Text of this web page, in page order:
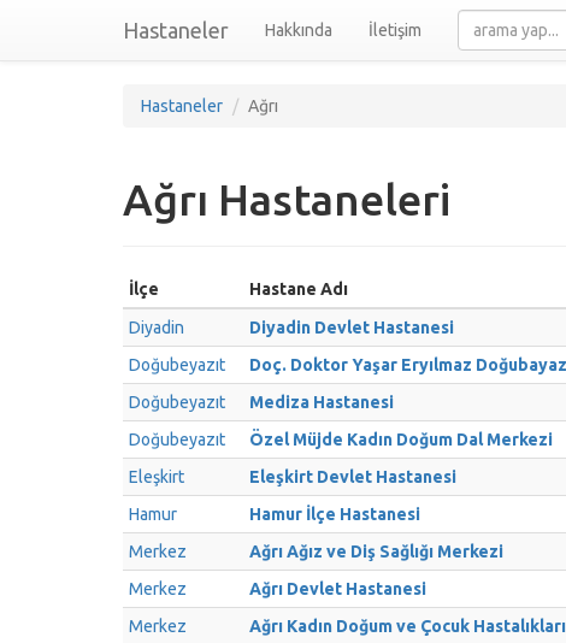
Hastaneler Hakkında İletişim
Hastaneler Ağrı
Ağrı Hastaneleri
İlçe
Hastane Adı
Diyadin
Diyadin Devlet Hastanesi
Doğubeyazıt
Doç. Doktor Yaşar Eryılmaz
Doğubeyazıt
Mediza Hastanesi
Doğubeyazıt
Özel Müjde Kadın Doğum Dal Merkezi
Eleşkirt
Eleşkirt Devlet Hastanesi
Hamur
Hamur İlçe Hastanesi
Merkez
Ağrı Ağız ve Diş Sağlığı Merkezi
Merkez
Ağrı Devlet Hastanesi
Merkez
Ağrı Kadın Doğum ve Çocuk